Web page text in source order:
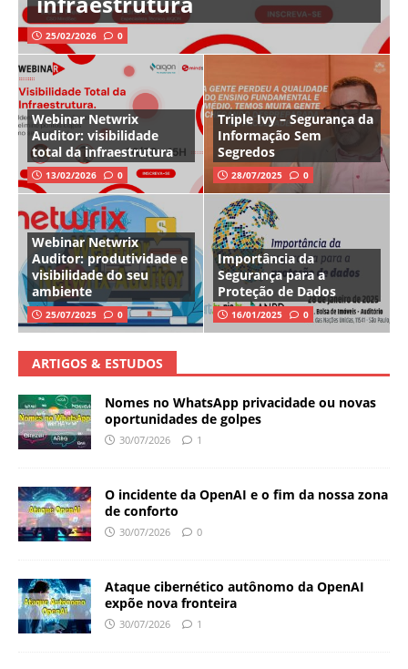
25/02/2026 0
Webinar Netwrix
Auditor: visibilidade
total da infraestrutura
13/02/2026 0
Triple Ivy – Segurança da
Informação Sem
Segredos
28/07/2025 0
Webinar Netwrix
Auditor: produtividade e
visibilidade do seu
ambiente
25/07/2025 0
Importância da
Segurança para a
Proteção de Dados
16/01/2025 0
ARTIGOS & ESTUDOS
Nomes no WhatsApp privacidade ou novas
oportunidades de golpes
30/07/2026 1
O incidente da OpenAI e o fim da nossa zona
de conforto
30/07/2026 0
Ataque cibernético autônomo da OpenAI
expõe nova fronteira
30/07/2026 1